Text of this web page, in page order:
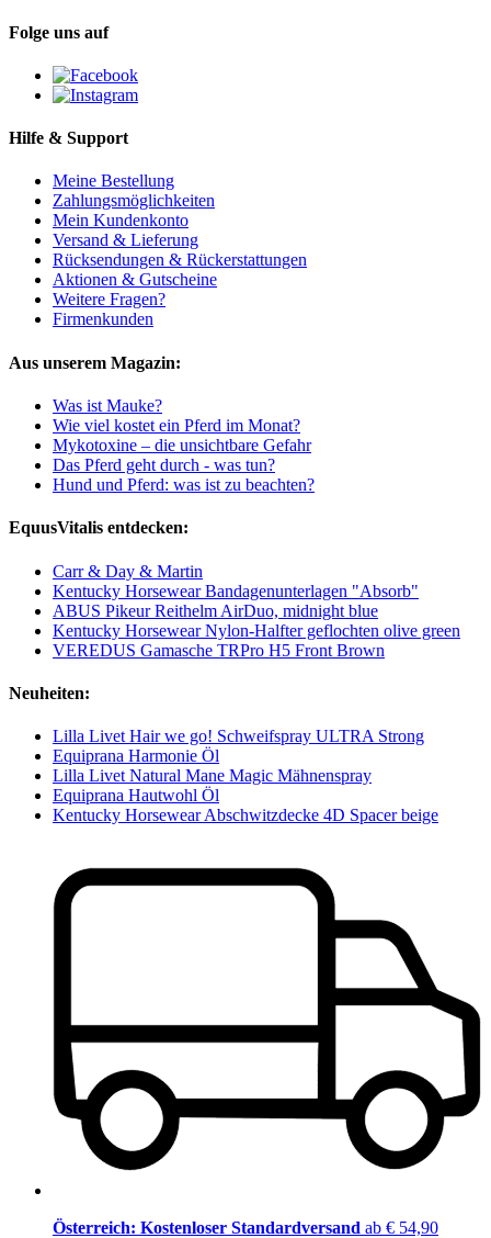
Folge uns auf
Hilfe & Support
Meine Bestellung
Zahlungsmöglichkeiten
Mein Kundenkonto
Versand & Lieferung
Rücksendungen & Rückerstattungen
Aktionen & Gutscheine
Weitere Fragen?
Firmenkunden
Aus unserem Magazin:
Was ist Mauke?
Wie viel kostet ein Pferd im Monat?
Mykotoxine – die unsichtbare Gefahr
Das Pferd geht durch - was tun?
Hund und Pferd: was ist zu beachten?
EquusVitalis entdecken:
Carr & Day & Martin
Kentucky Horsewear Bandagenunterlagen "Absorb"
ABUS Pikeur Reithelm AirDuo, midnight blue
Kentucky Horsewear Nylon-Halfter geflochten olive green
VEREDUS Gamasche TRPro H5 Front Brown
Neuheiten:
Lilla Livet Hair we go! Schweifspray ULTRA Strong
Equiprana Harmonie Öl
Lilla Livet Natural Mane Magic Mähnenspray
Equiprana Hautwohl Öl
Kentucky Horsewear Abschwitzdecke 4D Spacer beige
Österreich: Kostenloser Standardversand ab € 54,90